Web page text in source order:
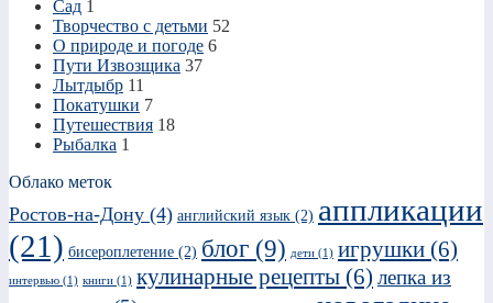
Сад 1
Творчество с детьми 52
О природе и погоде 6
Пути Извозщика 37
Лытдыбр 11
Покатушки 7
Путешествия 18
Рыбалка 1
Облако меток
Ростов-на-Дону (4) английский язык (2) аппликации
(21) бисероплетение (2) блог (9) дети (1) игрушки (6)
интервью (1) книги (1) кулинарные рецепты (6) лепка из